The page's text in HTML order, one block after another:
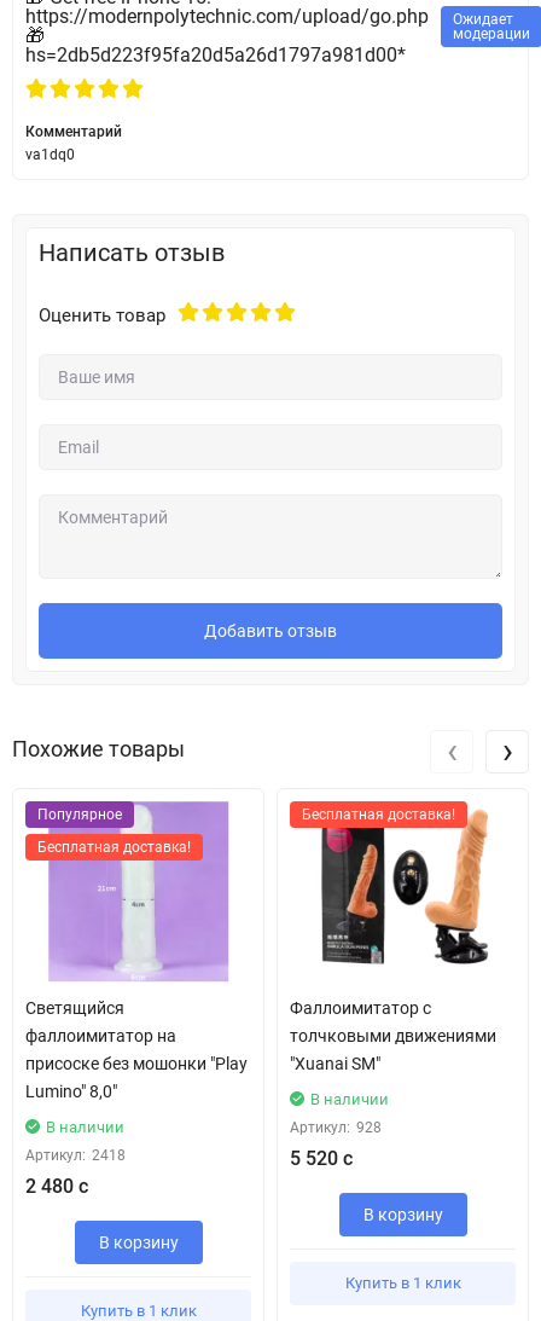
https://modernpolytechnic.com/upload/go.php
🎁
hs=2db5d223f95fa20d5a26d1797a981d00*
Ожидает
модерации
Комментарий
va1dq0
Написать отзыв
Оценить товар
Добавить отзыв
Похожие товары
Популярное
Бесплатная доставка!
Светящийся
фаллоимитатор на
присоске без мошонки "Play
Lumino" 8,0"
В наличии
Артикул: 2418
2 480 с
В корзину
Купить в 1 клик
Бесплатная доставка!
Фаллоимитатор c
толчковыми движениями
"Xuanai SM"
В наличии
Артикул: 928
5 520 с
В корзину
Купить в 1 клик
‹ ›